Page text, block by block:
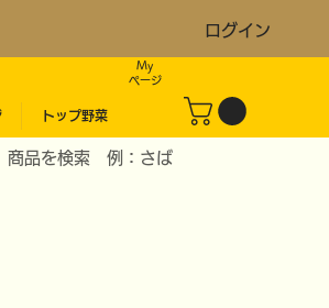
ログイン
My
​ページ
トップ野菜